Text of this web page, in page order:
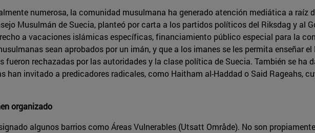
numerosa, la comunidad musulmana ha generado atención mediática a raíz
Musulmán de Suecia, planteó por carta a los partidos políticos del Riksdag y al
a vacaciones islámicas específicas, financiamiento público especial para la
sean aprobados por un imán, y que a los imanes se les permita enseñar
fueron rechazadas por las autoridades y la clase política de Suecia. También se ha
han invitado a predicadores radicales, como Haitham al-Haddad o Said Rageahs,
organizado
algunos barrios como Áreas Vulnerables (Utsatt Område). No son